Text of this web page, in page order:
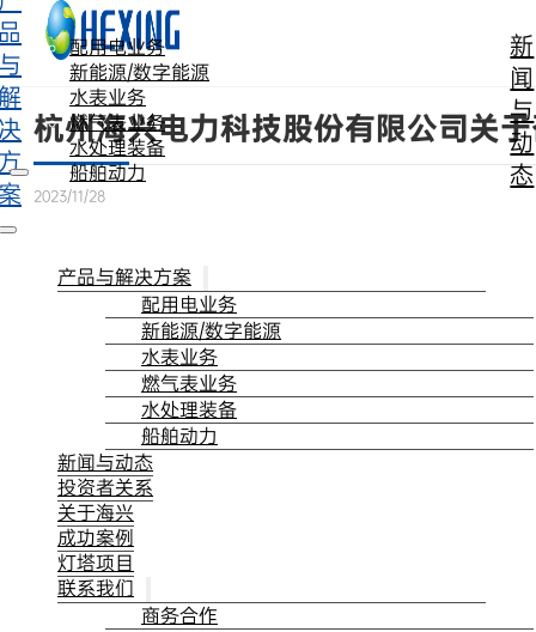
跳转到主要内容 跳转到页脚
配用电业务
新能源/数字能源
水表业务
燃气表业务
水处理装备
船舶动力
新
闻
与
动
态
产品与解决方案
配用电业务
新能源/数字能源
水表业务
燃气表业务
水处理装备
船舶动力
新闻与动态
投资者关系
关于海兴
成功案例
灯塔项目
联系我们
商务合作
杭州海兴电力科技股份有限公司关
2023/11/28